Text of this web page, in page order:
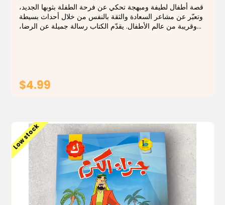
قصة أطفال لطيفة ومبهجة تحكي عن فرحة الطفلة بثوبها الجديد،
وتعبّر عن مشاعر السعادة والثقة بالنفس من خلال أحداث بسيطة
وقريبة من عالم الأطفال. يقدّم الكتاب رسالة جميلة عن الرضا،
$4.99
Low stock